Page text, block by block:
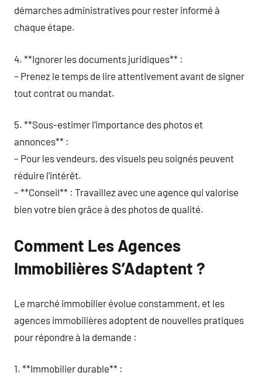
démarches administratives pour rester informé à
chaque étape.
4. **Ignorer les documents juridiques** :
– Prenez le temps de lire attentivement avant de signer
tout contrat ou mandat.
5. **Sous-estimer l’importance des photos et
annonces** :
– Pour les vendeurs, des visuels peu soignés peuvent
réduire l’intérêt.
– **Conseil** : Travaillez avec une agence qui valorise
bien votre bien grâce à des photos de qualité.
Comment Les Agences
Immobilières S’Adaptent ?
Le marché immobilier évolue constamment, et les
agences immobilières adoptent de nouvelles pratiques
pour répondre à la demande :
1. **Immobilier durable** :